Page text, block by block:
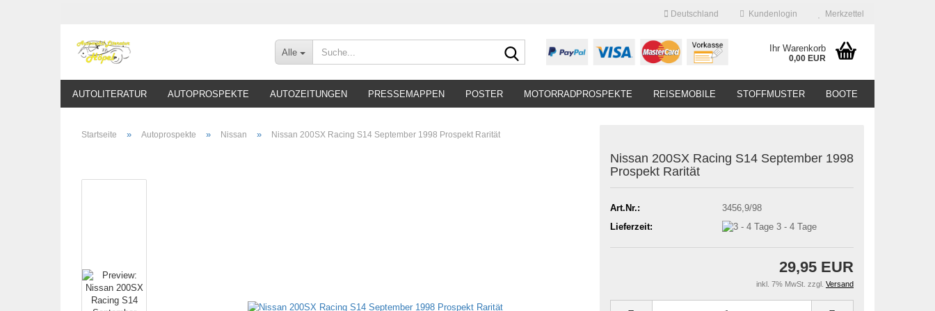
Deutschland Kundenlogin Merkzettel
Alle
Suche... Ihr Warenkorb
0,00 EUR
AUTOLITERATUR AUTOPROSPEKTE AUTOZEITUNGEN PRESSEMAPPEN POSTER MOTORRADPROSPEKTE REISEMOBILE STOFFMUSTER BOOTE
Startseite » Autoprospekte » Nissan » Nissan 200SX Racing S14 September 1998 Prospekt Rarität
Nissan 200SX Racing S14 September 1998
Prospekt Rarität
Art.Nr.:
3456,9/98
Lieferzeit:
3 - 4 Tage
29,95 EUR
inkl. 7% MwSt. zzgl. Versand